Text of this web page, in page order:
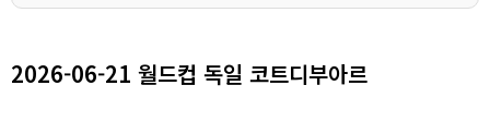
2026-06-21 월드컵 독일 코트디부아르